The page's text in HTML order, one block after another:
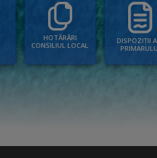
HOTĂRÂRI
CONSILIUL LOCAL
DISPOZIȚII